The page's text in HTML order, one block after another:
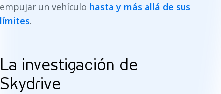
empujar un vehículo hasta y más allá de sus
límites.
La investigación de
Skydrive